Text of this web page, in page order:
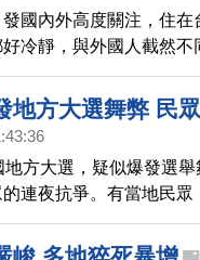
國內外高度關注，住
好冷靜，與外國人截然
護士在地震當下，挺
條。
地方大選舞弊 民
方大選，疑似爆發選
連夜抗爭。有當地民
民眾更指控說，有外
一學府，首爾大學學生